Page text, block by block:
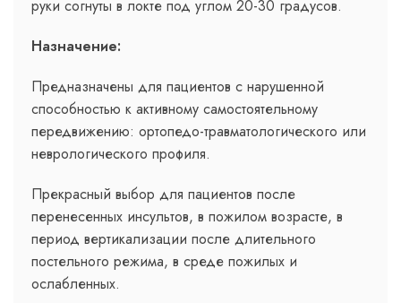
руки согнуты в локте под углом 20-30 градусов.
Назначение:
Предназначены для пациентов с нарушенной
способностью к активному самостоятельному
передвижению: ортопедо-травматологического или
неврологического профиля.
Прекрасный выбор для пациентов после
перенесенных инсультов, в пожилом возрасте, в
период вертикализации после длительного
постельного режима, в среде пожилых и
ослабленных.